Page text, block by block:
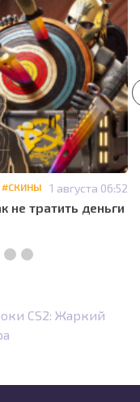
#СКИНЫ 1 августа 06:52
не тратить деньги
CS2: Жаркий